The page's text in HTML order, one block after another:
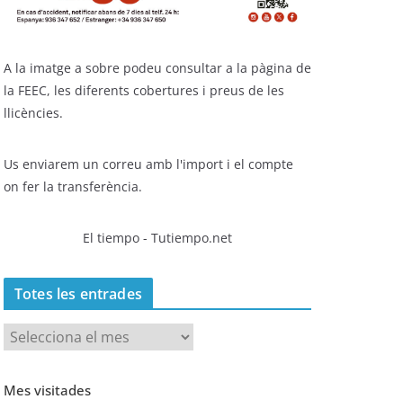
A la imatge a sobre podeu consultar a la pàgina de
la FEEC, les diferents cobertures i preus de les
llicències.
Us enviarem un correu amb l'import i el compte
on fer la transferència.
El tiempo - Tutiempo.net
Totes les entrades
o
e
Mes visitades